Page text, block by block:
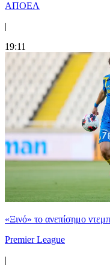
ΑΠΟΕΛ
|
19:11
«Ξινό» το ανεπίσημο
Premier League
|